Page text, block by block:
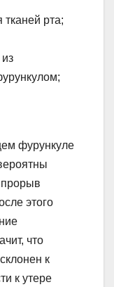
рта;
фурункуле
прорыв
этого
что
к
к утере